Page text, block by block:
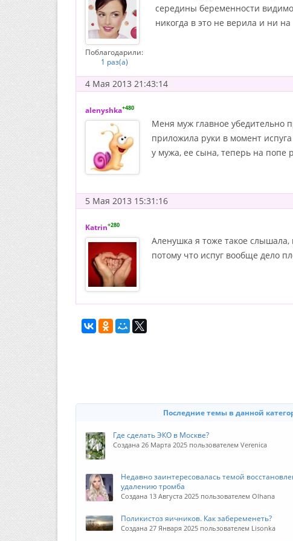
Поблагодарили:
1 раз(а)
середины беременности
никогда в это не верила и ни
4 Мая 2013 21:43:14
alenyshka+480
Меня муж главное убедительно
приложила руки в момент
у мужа, ее сына, теперь на попе
5 Мая 2013 15:31:16
Katrin+280
Аленушка я тоже такое слышала,
потому что испуг вообще дело
Последние темы в данной
Где сделать ЭКО в Москве?
Создана 26 Марта 2025 пользователем Verenica
Недавно заинтересовалась темой
удалению тромба
Создана 13 Августа 2025 пользователем Olhana
Поликистоз яичников. Как забеременеть?
Создана 27 Января 2025 пользователем Lisonka